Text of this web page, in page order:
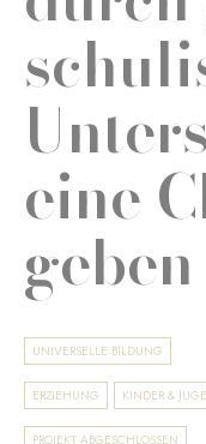
eine
geben
UNIVERSELLE BILDUNG
ERZIEHUNG KINDER &
PROJEKT ABGESCHLOSSEN